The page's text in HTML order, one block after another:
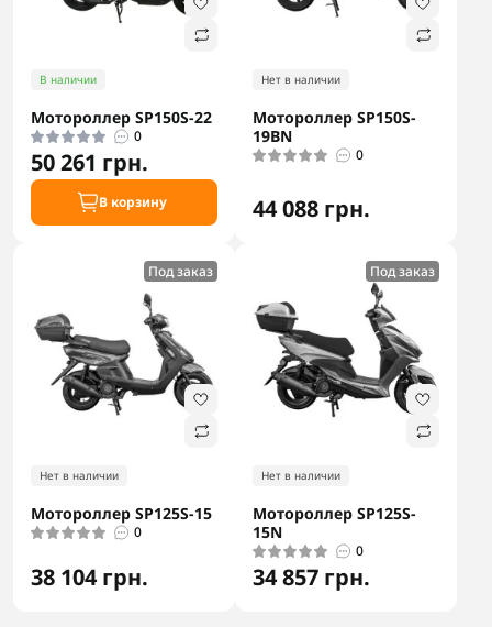
В наличии
Мотороллер SP150S-22
0
50 261 грн.
В корзину
Нет в наличии
Мотороллер SP150S-
19BN
0
44 088 грн.
Под заказ
Нет в наличии
Мотороллер SP125S-15
0
38 104 грн.
Под заказ
Нет в наличии
Мотороллер SP125S-
15N
0
34 857 грн.